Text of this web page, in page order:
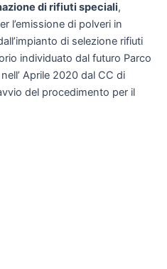
di rifiuti speciali,
l’emissione di polveri in
di selezione rifiuti
individuato dal futuro Parco
Aprile 2020 dal CC di
del procedimento per il